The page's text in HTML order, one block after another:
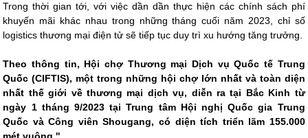
Trong thời gian tới, với việc dần dần thực hiện các chính sách phí
khuyến mãi khác nhau trong những tháng cuối năm 2023, chỉ số
logistics thương mại điện tử sẽ tiếp tục duy trì xu hướng tăng trưởng.
Theo thông tin, Hội chợ Thương mại Dịch vụ Quốc tế Trung
Quốc (CIFTIS), một trong những hội chợ lớn nhất và toàn diện
nhất thế giới về thương mại dịch vụ, diễn ra tại Bắc Kinh từ
ngày 1 tháng 9/2023 tại Trung tâm Hội nghị Quốc gia Trung
Quốc và Công viên Shougang, có diện tích triển lãm 155.000